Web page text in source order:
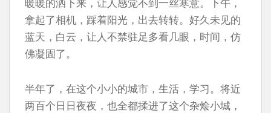
拿起了相机，踩着阳光，出去转转。好久未见的
蓝天，白云，让人不禁驻足多看几眼，时间，仿
佛凝固了。
半年了，在这个小小的城市，生活，学习。将近
两百个日日夜夜，也全都揉进了这个杂烩小城，